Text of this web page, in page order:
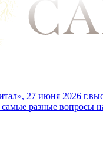
27 июня 2026
самые разные вопросы